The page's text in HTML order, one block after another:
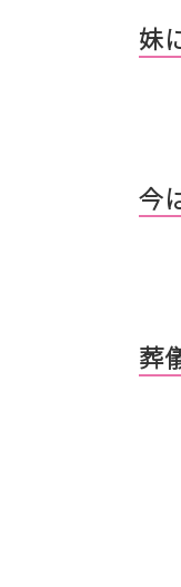
妹
今
葬